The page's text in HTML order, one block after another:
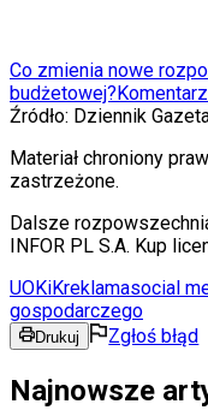
Co zmienia nowe
budżetowej?
Źródło: Dziennik
Materiał chroniony
zastrzeżone.
Dalsze
INFOR PL S.A. Kup
UOKiKreklamasocial
gospodarczego
Drukuj Zgłoś błąd
Najnowsze